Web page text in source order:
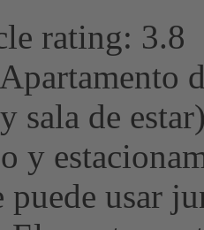
rating: 3.8
sala de
y
puede usar